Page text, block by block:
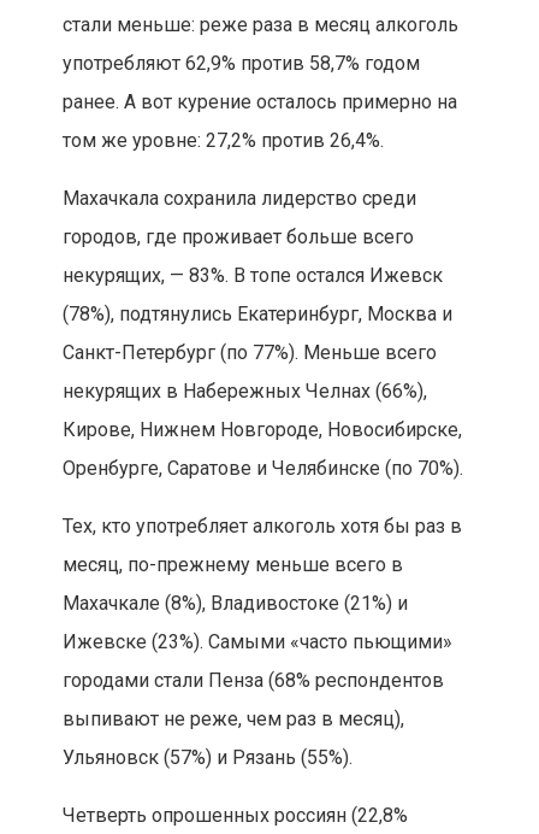
стали меньше: реже раза в месяц алкоголь
употребляют 62,9% против 58,7% годом
ранее. А вот курение осталось примерно на
том же уровне: 27,2% против 26,4%.
Махачкала сохранила лидерство среди
городов, где проживает больше всего
некурящих, — 83%. В топе остался Ижевск
(78%), подтянулись Екатеринбург, Москва и
Санкт-Петербург (по 77%). Меньше всего
некурящих в Набережных Челнах (66%),
Кирове, Нижнем Новгороде, Новосибирске,
Оренбурге, Саратове и Челябинске (по 70%).
Тех, кто употребляет алкоголь хотя бы раз в
месяц, по-прежнему меньше всего в
Махачкале (8%), Владивостоке (21%) и
Ижевске (23%). Самыми «часто пьющими»
городами стали Пенза (68% респондентов
выпивают не реже, чем раз в месяц),
Ульяновск (57%) и Рязань (55%).
Четверть опрошенных россиян (22,8%